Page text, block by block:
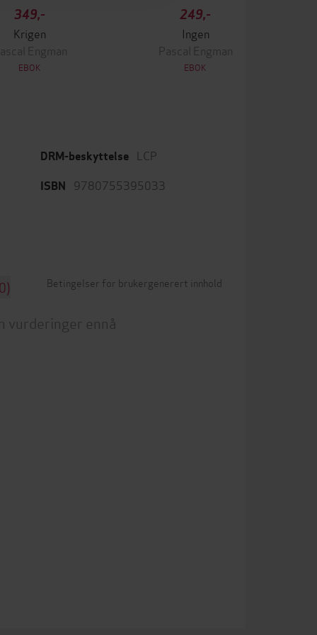
349,-
Krigen
Engman
EBOK
249,-
Ingen
Pascal Engman
EBOK
DRM-beskyttelse LCP
ISBN 9780755395033
Betingelser for brukergenerert innhold
vurderinger ennå